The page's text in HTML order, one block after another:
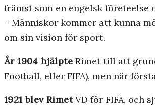
främst som en engelsk företeelse
– Människor kommer att kunna
om sin vision för sport.
År 1904 hjälpte Rimet till att
Football, eller FIFA), men när
1921 blev RimetVD för FIFA, och